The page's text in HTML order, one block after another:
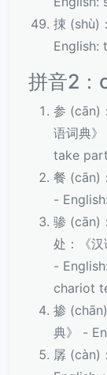
捒 (shù)
English:
拼音2：
参 (cān)
语词典
take
餐 (cān)
-
骖 (cān)
处：《汉
-
chariot
掺
典》 -
孱 (càn)